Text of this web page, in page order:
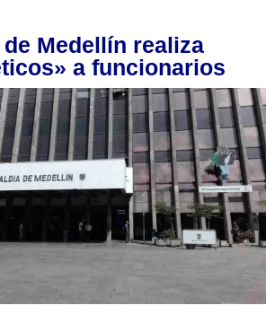
Medellín realiza
a funcionarios